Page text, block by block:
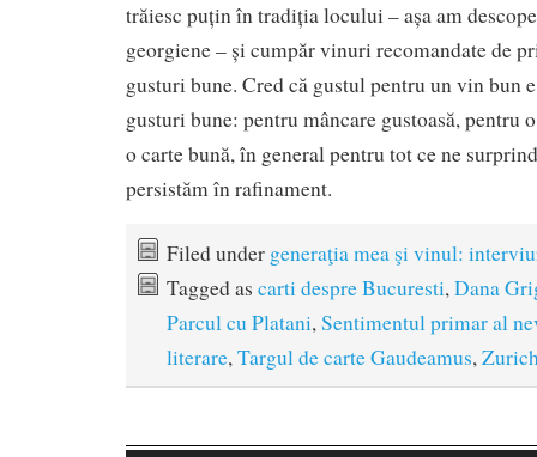
trăiesc puțin în tradiția locului – așa am
georgiene – și cumpăr vinuri recomandate de
gusturi bune. Cred că gustul pentru un vin bun
gusturi bune: pentru mâncare gustoasă, pentru
o carte bună, în general pentru tot ce ne
persistăm în rafinament.
Filed under generaţia mea şi vinul:
Tagged as carti despre Bucuresti,Dana
Parcul cu Platani,Sentimentul primar al
literare,Targul de carte Gaudeamus,